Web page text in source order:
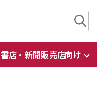
書店・新聞販売店向け